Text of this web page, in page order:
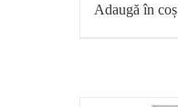
Adaugă în coș